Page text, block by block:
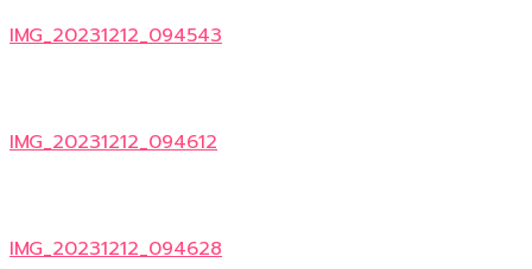
IMG_20231212_094543
IMG_20231212_094612
IMG_20231212_094628